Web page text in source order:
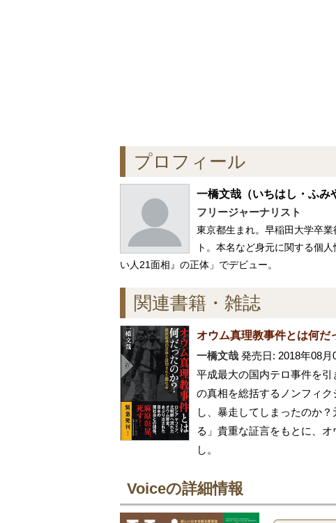
プロフィール
一橋文哉 （いちはし・ふみ
フリージャーナリスト
東京都生まれ。早稲田大学卒
ト。本名など身元に関する個
い人21面相』の正体」でデビュー。
関連書籍・雑誌
オウム真理教事件とは何だ
一橋文哉 発売日: 2018年08月
平成最大の国内テロ事件を
の真相を総括するノンフィ
し、暴走してしまったのか
る」貴重な証言をもとに、
し。
Voiceの詳細情報